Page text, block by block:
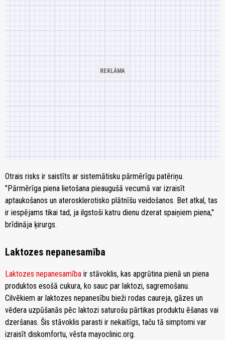
Otrais risks ir saistīts ar sistemātisku pārmērīgu patēriņu.
"Pārmērīga piena lietošana pieaugušā vecumā var izraisīt
aptaukošanos un aterosklerotisko plātnīšu veidošanos. Bet atkal, tas
ir iespējams tikai tad, ja ilgstoši katru dienu dzerat spaiņiem piena,"
brīdināja ķirurgs.
Laktozes nepanesamība
Laktozes nepanesamība ir stāvoklis, kas apgrūtina pienā un piena
produktos esošā cukura, ko sauc par laktozi, sagremošanu.
Cilvēkiem ar laktozes nepanesību bieži rodas caureja, gāzes un
vēdera uzpūšanās pēc laktozi saturošu pārtikas produktu ēšanas vai
dzeršanas. Šis stāvoklis parasti ir nekaitīgs, taču tā simptomi var
izraisīt diskomfortu, vēsta mayoclinic.org.